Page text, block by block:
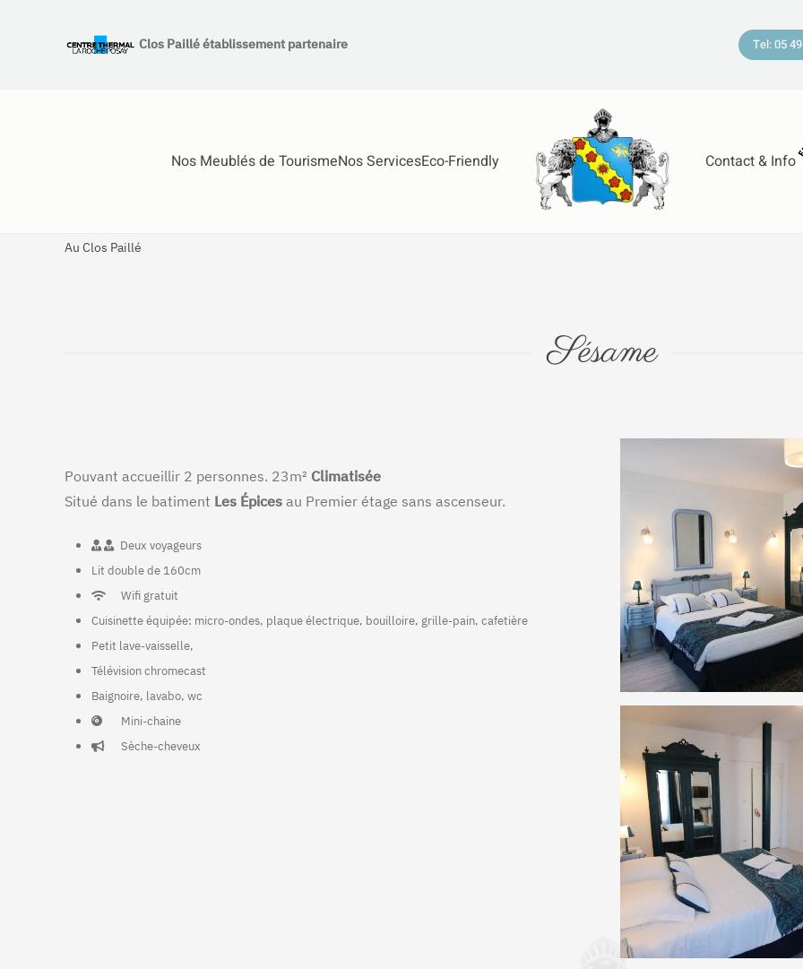
Accéder au contenu principalClos Paillé établissement partenaire Tel: 05
Nos Meublés de TourismeNos ServicesEco-Friendly Contact & Info
Au Clos Paillé
Sésame
Pouvant accueillir 2 personnes. 23m² Climatisée
Situé dans le batiment Les Épices au Premier étage sans ascenseur.
Deux voyageurs
Lit double de 160cm
Wifi gratuit
Cuisinette équipée: micro-ondes, plaque électrique, bouilloire, grille-pain, cafetière
Petit lave-vaisselle,
Télévision chromecast
Baignoire, lavabo, wc
Mini-chaine
Sèche-cheveux
+